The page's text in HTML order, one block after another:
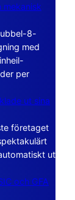
mekanisk
8-
med
per
ut sina
företaget
ut
och GFA